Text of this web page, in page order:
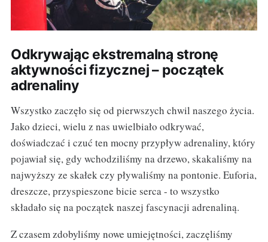
Odkrywając ekstremalną stronę
aktywności fizycznej – początek
adrenaliny
Wszystko zaczęło się od pierwszych chwil naszego życia.
Jako dzieci, wielu z nas uwielbiało odkrywać,
doświadczać i czuć ten mocny przypływ adrenaliny, który
pojawiał się, gdy wchodziliśmy na drzewo, skakaliśmy na
najwyższy ze skałek czy pływaliśmy na pontonie. Euforia,
dreszcze, przyspieszone bicie serca - to wszystko
składało się na początek naszej fascynacji adrenaliną.
Z czasem zdobyliśmy nowe umiejętności, zaczęliśmy